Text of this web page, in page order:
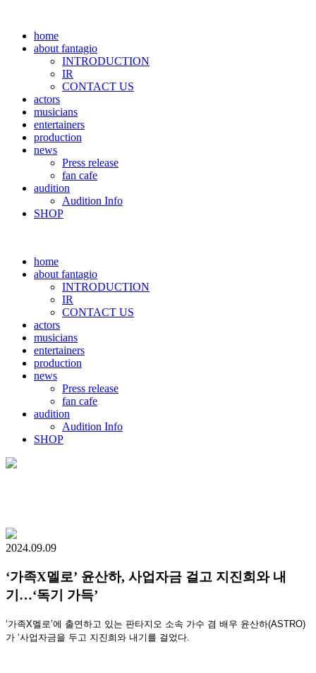
home
about fantagio
INTRODUCTION
IR
CONTACT US
actors
musicians
entertainers
production
news
Press release
fan cafe
audition
Audition Info
SHOP
home
about fantagio
INTRODUCTION
IR
CONTACT US
actors
musicians
entertainers
production
news
Press release
fan cafe
audition
Audition Info
SHOP
2024.09.09
‘가족X멜로’ 윤산하, 사업자금 걸고 지진희와 내
기…‘독기 가득’
‘가족X멜로’에 출연하고 있는 판타지오 소속 가수 겸 배우 윤산하(ASTRO)
가 ‘사업자금을 두고 지진희와 내기를 걸었다.